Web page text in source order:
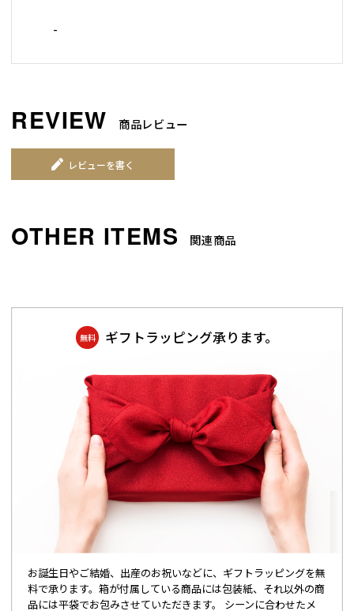
-
商品レビュー
レビューを書く
関連商品
無料 ギフトラッピング承ります。
お誕生日やご結婚、出産のお祝いなどに、ギフトラッピングを無
料で承ります。箱が付属している商品には包装紙、それ以外の商
品には平袋でお包みさせていただきます。 シーンに合わせたメ